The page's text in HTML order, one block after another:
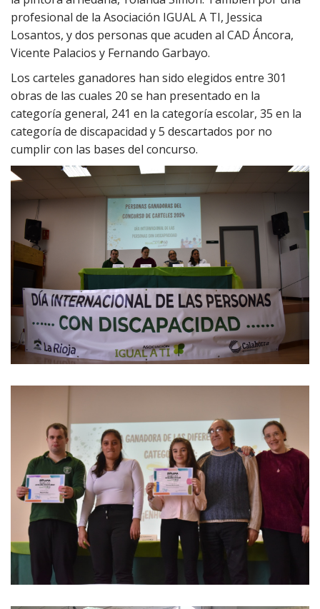
profesional de la Asociación IGUAL A TI, Jessica
Losantos, y dos personas que acuden al CAD Áncora,
Vicente Palacios y Fernando Garbayo.
Los carteles ganadores han sido elegidos entre 301
obras de las cuales 20 se han presentado en la
categoría general, 241 en la categoría escolar, 35 en la
categoría de discapacidad y 5 descartados por no
cumplir con las bases del concurso.